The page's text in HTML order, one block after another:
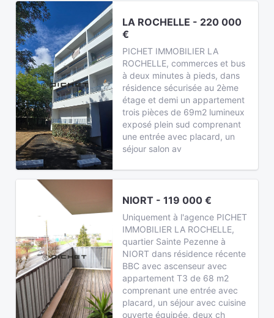
LA ROCHELLE - 220 000
€
PICHET IMMOBILIER LA
ROCHELLE, commerces et bus
à deux minutes à pieds, dans
résidence sécurisée au 2ème
étage et demi un appartement
trois pièces de 69m2 lumineux
exposé plein sud comprenant
une entrée avec placard, un
séjour salon av
NIORT - 119 000 €
Uniquement à l'agence PICHET
IMMOBILIER LA ROCHELLE,
quartier Sainte Pezenne à
NIORT dans résidence récente
BBC avec ascenseur avec
appartement T3 de 68 m2
comprenant une entrée avec
placard, un séjour avec cuisine
ouverte équipée, deux ch